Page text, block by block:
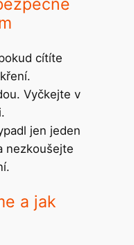
cítíte
Vyčkejte v
jen jeden
nezkoušejte
a jak